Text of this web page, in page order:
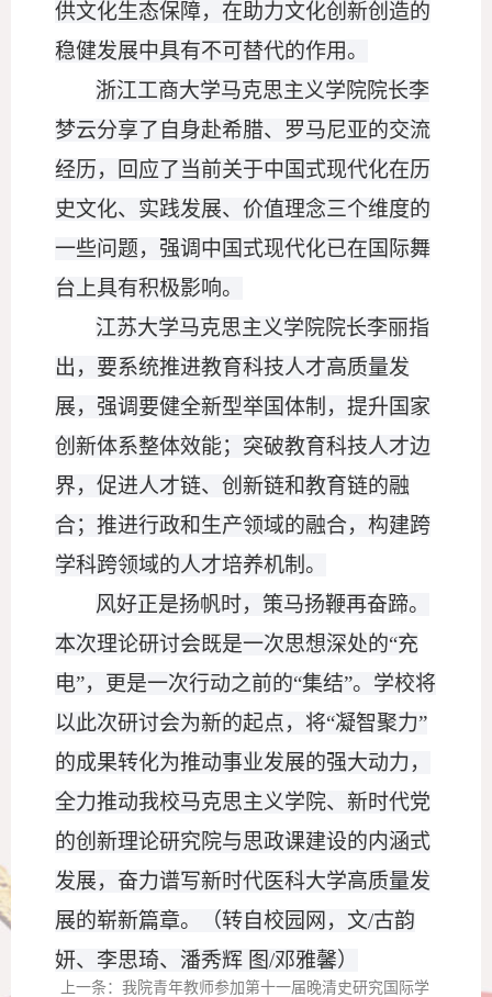
供文化生态保障，在助力文化创新创造的
稳健发展中具有不可替代的作用。
浙江工商大学马克思主义学院院长李
梦云分享了自身赴希腊、罗马尼亚的交流
经历，回应了当前关于中国式现代化在历
史文化、实践发展、价值理念三个维度的
一些问题，强调中国式现代化已在国际舞
台上具有积极影响。
江苏大学马克思主义学院院长李丽指
出，要系统推进教育科技人才高质量发
展，强调要健全新型举国体制，提升国家
创新体系整体效能；突破教育科技人才边
界，促进人才链、创新链和教育链的融
合；推进行政和生产领域的融合，构建跨
学科跨领域的人才培养机制。
风好正是扬帆时，策马扬鞭再奋蹄。
本次理论研讨会既是一次思想深处的“充
电”，更是一次行动之前的“集结”。学校将
以此次研讨会为新的起点，将“凝智聚力”
的成果转化为推动事业发展的强大动力，
全力推动我校马克思主义学院、新时代党
的创新理论研究院与思政课建设的内涵式
发展，奋力谱写新时代医科大学高质量发
展的崭新篇章。
（转自校园网， 文/古韵
妍、李思琦、潘秀辉 图/邓雅馨）
上一条： 我院青年教师参加第十一届晚清史研究国际学